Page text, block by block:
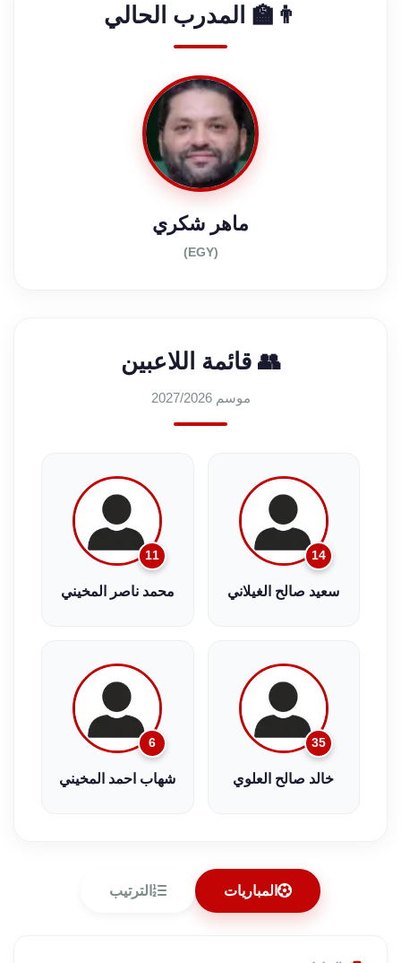
👨‍🏫 المدرب الحالي
ماهر شكري
(EGY)
👥 قائمة اللاعبين
موسم 2027/2026
14
سعيد صالح الغيلاني
11
محمد ناصر المخيني
35
خالد صالح العلوي
6
شهاب احمد المخيني
المباريات الترتيب